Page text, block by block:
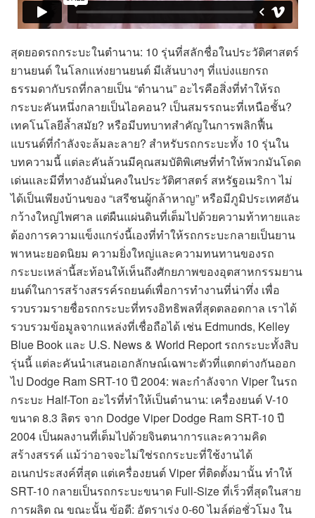
สุดยอดรถกระบะในตำนาน: 10 รุ่นที่สลักชื่อในประวัติศาสตร์
ยานยนต์ ในโลกแห่งยานยนต์ มีเส้นบางๆ ที่แบ่งแยกรถ
ธรรมดากับรถที่กลายเป็น “ตำนาน” อะไรคือสิ่งที่ทำให้รถ
กระบะคันหนึ่งกลายเป็นไอคอน? เป็นสมรรถนะที่เหนือชั้น?
เทคโนโลยีล้ำสมัย? หรือมีบทบาทสำคัญในการพลิกฟื้น
แบรนด์ที่กำลังจะล้มละลาย? สำหรับรถกระบะทั้ง 10 รุ่นใน
บทความนี้ แต่ละคันล้วนมีคุณสมบัติพิเศษที่ทำให้พวกมันโดด
เด่นและมีที่ทางอันมั่นคงในประวัติศาสตร์ สหรัฐอเมริกา ไม่
ได้เป็นเพียงบ้านของ “เสรีชนผู้กล้าหาญ” หรือมีภูมิประเทศอัน
กว้างใหญ่ไพศาล แต่ผืนแผ่นดินที่เต็มไปด้วยความท้าทายและ
ต้องการความแข็งแกร่งนี้เองที่ทำให้รถกระบะกลายเป็นยาน
พาหนะยอดนิยม ความยิ่งใหญ่และความทนทานของรถ
กระบะเหล่านี้สะท้อนให้เห็นถึงศักยภาพของอุตสาหกรรมยาน
ยนต์ในการสร้างสรรค์รถยนต์เพื่อการทำงานที่น่าทึ่ง เพื่อ
รวบรวมรายชื่อรถกระบะที่ทรงอิทธิพลที่สุดตลอดกาล เราได้
รวบรวมข้อมูลจากแหล่งที่เชื่อถือได้ เช่น Edmunds, Kelley
Blue Book และ U.S. News & World Report รถกระบะทั้งสิบ
รุ่นนี้ แต่ละคันนำเสนอเอกลักษณ์เฉพาะตัวที่แตกต่างกันออก
ไป Dodge Ram SRT-10 ปี 2004: พละกำลังจาก Viper ในรถ
กระบะ Half-Ton อะไรที่ทำให้เป็นตำนาน: เครื่องยนต์ V-10
ขนาด 8.3 ลิตร จาก Dodge Viper Dodge Ram SRT-10 ปี
2004 เป็นผลงานที่เต็มไปด้วยจินตนาการและความคิด
สร้างสรรค์ แม้ว่าอาจจะไม่ใช่รถกระบะที่ใช้งานได้
อเนกประสงค์ที่สุด แต่เครื่องยนต์ Viper ที่ติดตั้งมานั้น ทำให้
SRT-10 กลายเป็นรถกระบะขนาด Full-Size ที่เร็วที่สุดในสาย
การผลิต ณ ขณะนั้น ข้อดี: อัตราเร่ง 0-60 ไมล์ต่อชั่วโมง ใน